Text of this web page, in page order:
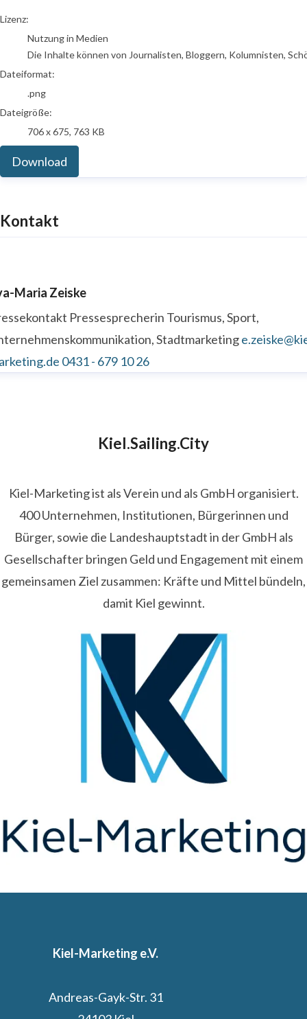
go to media item
Lizenz:
Nutzung in Medien
Die Inhalte können von Journalisten, Bloggern, Kolumnisten,
Dateiformat:
.png
Dateigröße:
706 x 675, 763 KB
Download
Kontakt
Maria Zeiske
Pressesprecherin Tourismus, Sport,
Stadtmarketing
0431 - 679 10 26
Kiel.Sailing.City
Kiel-Marketing ist als Verein und als GmbH organisiert.
400 Unternehmen, Institutionen, Bürgerinnen und
Bürger, sowie die Landeshauptstadt in der GmbH als
Gesellschafter bringen Geld und Engagement mit einem
gemeinsamen Ziel zusammen: Kräfte und Mittel bündeln,
damit Kiel gewinnt.
Kiel-Marketing e.V.
Andreas-Gayk-Str. 31